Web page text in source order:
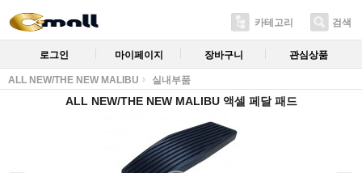
카테고리 검색
로그인 마이페이지 장바구니 관심상품
ALL NEW/THE NEW MALIBU 실내부품
ALL NEW/THE NEW MALIBU 액셀 페달 패드